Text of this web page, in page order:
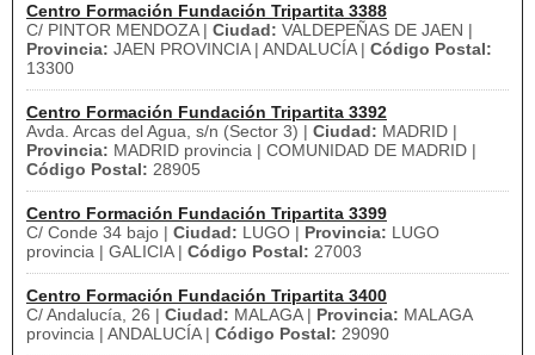
Centro Formación Fundación Tripartita 3388
C/ PINTOR MENDOZA | Ciudad: VALDEPEÑAS DE JAEN |
Provincia: JAEN PROVINCIA | ANDALUCÍA | Código Postal:
13300
Centro Formación Fundación Tripartita 3392
Avda. Arcas del Agua, s/n (Sector 3) | Ciudad: MADRID |
Provincia: MADRID provincia | COMUNIDAD DE MADRID |
Código Postal: 28905
Centro Formación Fundación Tripartita 3399
C/ Conde 34 bajo | Ciudad: LUGO | Provincia: LUGO
provincia | GALICIA | Código Postal: 27003
Centro Formación Fundación Tripartita 3400
C/ Andalucía, 26 | Ciudad: MALAGA | Provincia: MALAGA
provincia | ANDALUCÍA | Código Postal: 29090